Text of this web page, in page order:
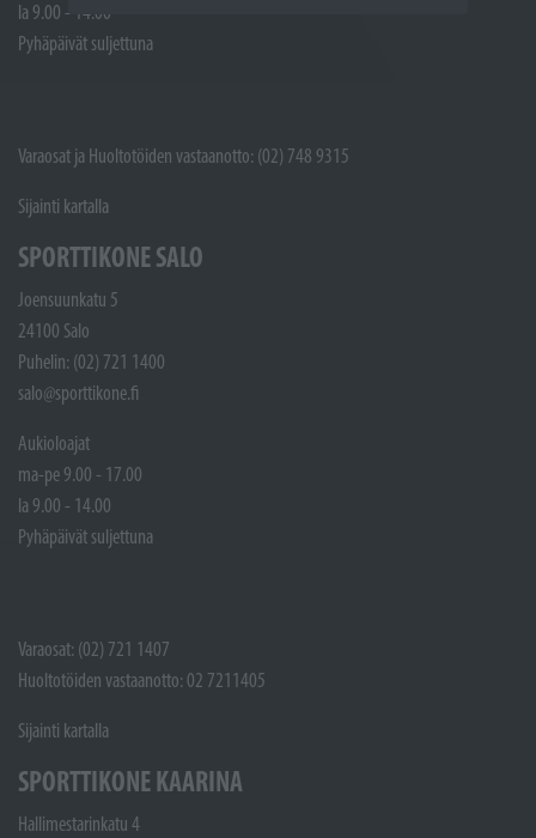
la 9.00 - 14.00
Pyhäpäivät suljettuna
Varaosat ja Huoltotöiden vastaanotto: (02) 748 9315
Sijainti kartalla
SPORTTIKONE SALO
Joensuunkatu 5
24100 Salo
Puhelin: (02) 721 1400
salo@sporttikone.fi
Aukioloajat
ma-pe 9.00 - 17.00
la 9.00 - 14.00
Pyhäpäivät suljettuna
Varaosat: (02) 721 1407
Huoltotöiden vastaanotto: 02 7211405
Sijainti kartalla
SPORTTIKONE KAARINA
Hallimestarinkatu 4